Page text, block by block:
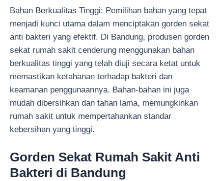
Bahan Berkualitas Tinggi: Pemilihan bahan yang tepat
menjadi kunci utama dalam menciptakan gorden sekat
anti bakteri yang efektif. Di Bandung, produsen gorden
sekat rumah sakit cenderung menggunakan bahan
berkualitas tinggi yang telah diuji secara ketat untuk
memastikan ketahanan terhadap bakteri dan
keamanan penggunaannya. Bahan-bahan ini juga
mudah dibersihkan dan tahan lama, memungkinkan
rumah sakit untuk mempertahankan standar
kebersihan yang tinggi.
Gorden Sekat Rumah Sakit Anti
Bakteri di Bandung